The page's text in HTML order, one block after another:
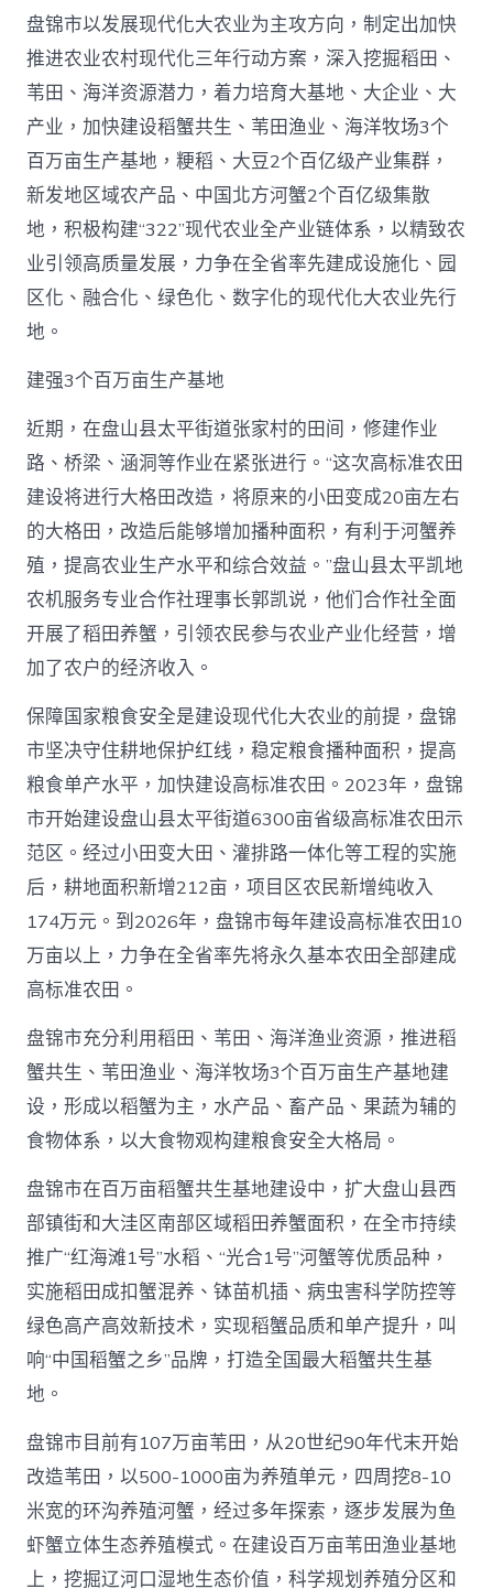
地
_
中
国
网〉
中
盘锦市以发展现代化大农业为主攻方向，制定出加快
推进农业农村现代化三年行动方案，深入挖掘稻田、
苇田、海洋资源潜力，着力培育大基地、大企业、大
产业，加快建设稻蟹共生、苇田渔业、海洋牧场3个
百万亩生产基地，粳稻、大豆2个百亿级产业集群，
新发地区域农产品、中国北方河蟹2个百亿级集散
地，积极构建“322”现代农业全产业链体系，以精致农
业引领高质量发展，力争在全省率先建成设施化、园
区化、融合化、绿色化、数字化的现代化大农业先行
地。
建强3个百万亩生产基地
近期，在盘山县太平街道张家村的田间，修建作业
路、桥梁、涵洞等作业在紧张进行。“这次高标准农田
建设将进行大格田改造，将原来的小田变成20亩左右
的大格田，改造后能够增加播种面积，有利于河蟹养
殖，提高农业生产水平和综合效益。”盘山县太平凯地
农机服务专业合作社理事长郭凯说，他们合作社全面
开展了稻田养蟹，引领农民参与农业产业化经营，增
加了农户的经济收入。
保障国家粮食安全是建设现代化大农业的前提，盘锦
市坚决守住耕地保护红线，稳定粮食播种面积，提高
粮食单产水平，加快建设高标准农田。2023年，盘锦
市开始建设盘山县太平街道6300亩省级高标准农田示
范区。经过小田变大田、灌排路一体化等工程的实施
后，耕地面积新增212亩，项目区农民新增纯收入
174万元。到2026年，盘锦市每年建设高标准农田10
万亩以上，力争在全省率先将永久基本农田全部建成
高标准农田。
盘锦市充分利用稻田、苇田、海洋渔业资源，推进稻
蟹共生、苇田渔业、海洋牧场3个百万亩生产基地建
设，形成以稻蟹为主，水产品、畜产品、果蔬为辅的
食物体系，以大食物观构建粮食安全大格局。
盘锦市在百万亩稻蟹共生基地建设中，扩大盘山县西
部镇街和大洼区南部区域稻田养蟹面积，在全市持续
推广“红海滩1号”水稻、“光合1号”河蟹等优质品种，
实施稻田成扣蟹混养、钵苗机插、病虫害科学防控等
绿色高产高效新技术，实现稻蟹品质和单产提升，叫
响“中国稻蟹之乡”品牌，打造全国最大稻蟹共生基
地。
盘锦市目前有107万亩苇田，从20世纪90年代末开始
改造苇田，以500-1000亩为养殖单元，四周挖8-10
米宽的环沟养殖河蟹，经过多年探索，逐步发展为鱼
虾蟹立体生态养殖模式。在建设百万亩苇田渔业基地
上，挖掘辽河口湿地生态价值，科学规划养殖分区和